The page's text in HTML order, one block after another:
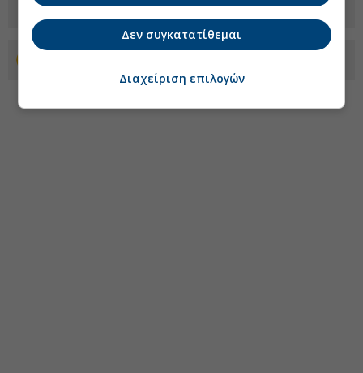
Δεν συγκατατίθεμαι
Διαχείριση επιλογών